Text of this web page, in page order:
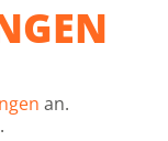
an.